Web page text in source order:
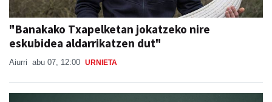
"Banakako Txapelketan jokatzeko nire
eskubidea aldarrikatzen dut"
Aiurri abu 07, 12:00 URNIETA